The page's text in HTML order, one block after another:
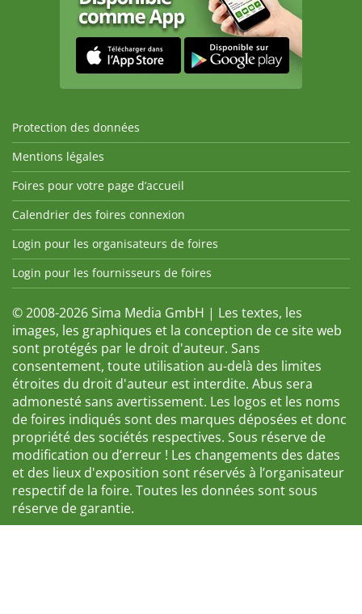
Protection des données
Mentions légales
Foires pour votre page d’accueil
Calendrier des foires connexion
Login pour les organisateurs de foires
Login pour les fournisseurs de foires
© 2008-2026 Sima Media GmbH | Les textes, les
images, les graphiques et la conception de ce site web
sont protégés par le droit d'auteur. Sans
consentement, toute utilisation au-delà des limites
étroites du droit d'auteur est interdite. Abus sera
admonesté sans avertissement. Les logos et les noms
de foires indiqués sont des marques déposées et donc
propriété des sociétés respectives. Sous réserve de
modification ou d’erreur ! Les changements des dates
et des lieux d'exposition sont réservés à l’organisateur
respectif de la foire. Toutes les données sont sous
réserve de garantie.